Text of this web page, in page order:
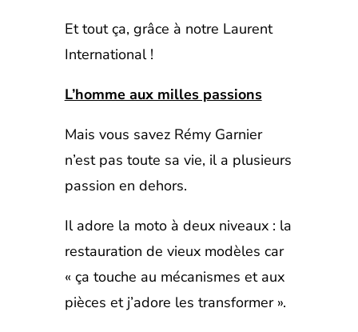
Et tout ça, grâce à notre Laurent
International !
L’homme aux milles passions
Mais vous savez Rémy Garnier
n’est pas toute sa vie, il a plusieurs
passion en dehors.
Il adore la moto à deux niveaux : la
restauration de vieux modèles car
« ça touche au mécanismes et aux
pièces et j’adore les transformer ».